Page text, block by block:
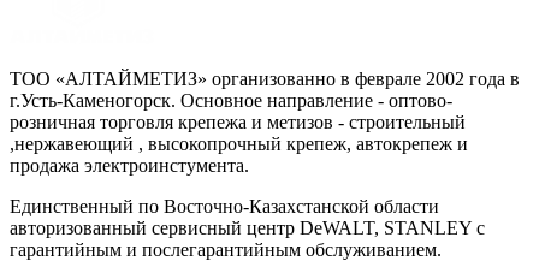
ТОО «АЛТАЙМЕТИЗ» организованно в феврале 2002 года в
г.Усть-Каменогорск. Основное направление - оптово-
розничная торговля крепежа и метизов - строительный
,нержавеющий , высокопрочный крепеж, автокрепеж и
продажа электроинстумента.
Единственный по Восточно-Казахстанской области
авторизованный сервисный центр DeWALT, STANLEY с
гарантийным и послегарантийным обслуживанием.